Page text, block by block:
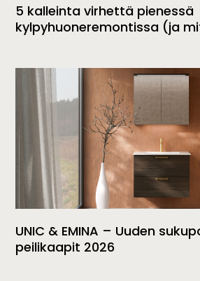
5 kalleinta virhettä pienessä
kylpyhuoneremontissa (ja
UNIC & EMINA – Uuden
peilikaapit 2026